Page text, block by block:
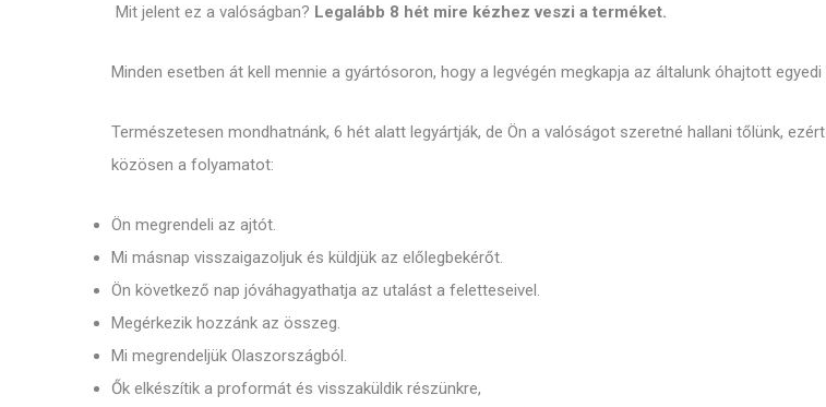
Mit jelent ez a valóságban? Legalább 8 hét mire kézhez veszi a terméket.
Minden esetben át kell mennie a gyártósoron, hogy a legvégén megkapja az általunk óhajtott egyedi
Természetesen mondhatnánk, 6 hét alatt legyártják, de Ön a valóságot szeretné hallani tőlünk,
közösen a folyamatot:
Ön megrendeli az ajtót.
Mi másnap visszaigazoljuk és küldjük az előlegbekérőt.
Ön következő nap jóváhagyathatja az utalást a feletteseivel.
Megérkezik hozzánk az összeg.
Mi megrendeljük Olaszországból.
Ők elkészítik a proformát és visszaküldik részünkre,